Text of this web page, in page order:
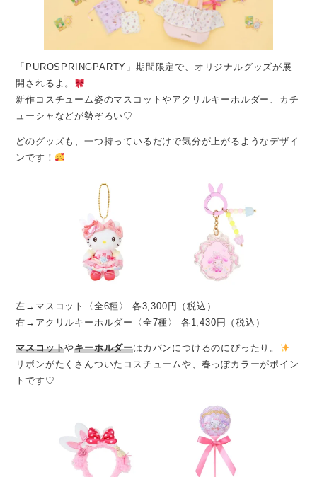
「PUROSPRINGPARTY」期間限定で、オリジナルグッズが展
開されるよ。
新作コスチューム姿のマスコットやアクリルキーホルダー、カチ
ューシャなどが勢ぞろい♡
どのグッズも、一つ持っているだけで気分が上がるようなデザイ
ンです！
左→マスコット〈全6種〉 各3,300円（税込）
右→アクリルキーホルダー〈全7種〉 各1,430円（税込）
マスコットやキーホルダーはカバンにつけるのにぴったり。
リボンがたくさんついたコスチュームや、春っぽカラーがポイン
トです♡